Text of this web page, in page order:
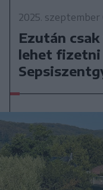
2025.
Ezután
lehet fizetni